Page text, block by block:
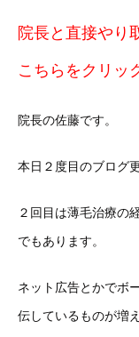
院長と直接やり
こちらをクリッ
院長の佐藤です。
本日２度目のブログ更
２回目は薄毛治療の
でもあります。
ネット広告とかでボ
伝しているものが増